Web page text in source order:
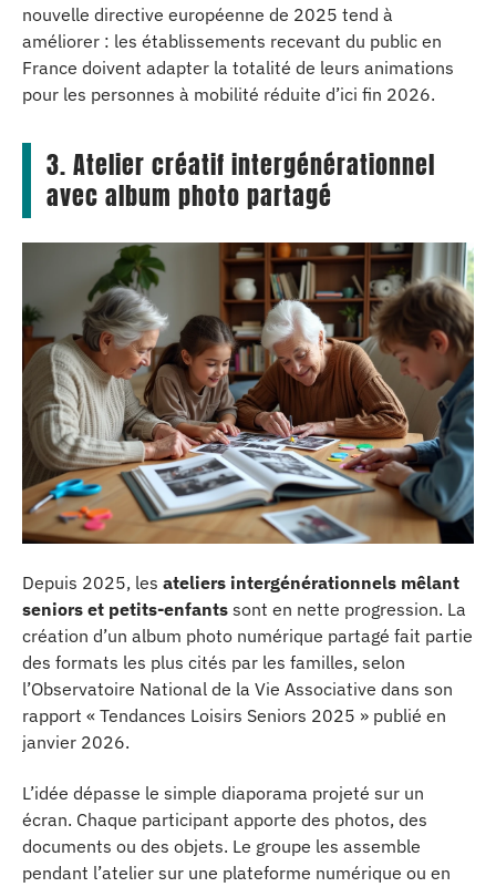
nouvelle directive européenne de 2025 tend à
améliorer : les établissements recevant du public en
France doivent adapter la totalité de leurs animations
pour les personnes à mobilité réduite d’ici fin 2026.
3. Atelier créatif intergénérationnel
avec album photo partagé
Depuis 2025, les ateliers intergénérationnels mêlant
seniors et petits-enfants sont en nette progression. La
création d’un album photo numérique partagé fait partie
des formats les plus cités par les familles, selon
l’Observatoire National de la Vie Associative dans son
rapport « Tendances Loisirs Seniors 2025 » publié en
janvier 2026.
L’idée dépasse le simple diaporama projeté sur un
écran. Chaque participant apporte des photos, des
documents ou des objets. Le groupe les assemble
pendant l’atelier sur une plateforme numérique ou en